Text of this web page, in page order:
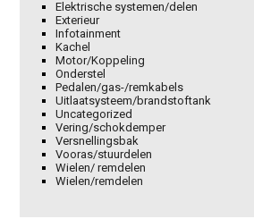
Elektrische systemen/delen
Exterieur
Infotainment
Kachel
Motor/Koppeling
Onderstel
Pedalen/gas-/remkabels
Uitlaatsysteem/brandstoftank
Uncategorized
Vering/schokdemper
Versnellingsbak
Vooras/stuurdelen
Wielen/ remdelen
Wielen/remdelen